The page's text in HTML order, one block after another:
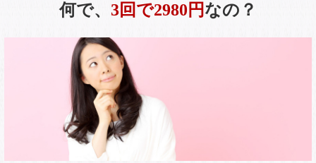
何で、 3回で2980円なの？